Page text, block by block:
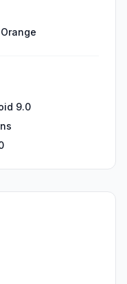
9.0